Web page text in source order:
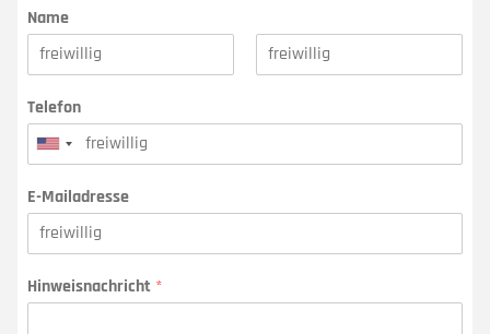
Name
Telefon
United
+1
E-Mailadresse
Hinweisnachricht *